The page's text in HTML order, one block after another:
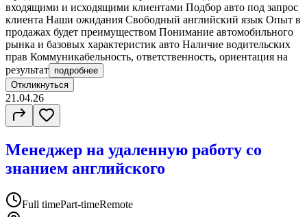
входящими и исходящими клиентами Подбор авто под запрос
клиента Наши ожидания Свободный английский язык Опыт в
продажах будет преимуществом Понимание автомобильного
рынка и базовых характеристик авто Наличие водительских
прав Коммуникабельность, ответственность, ориентация на
результат подробнее
Откликнуться
21.04.26
Менеджер на удаленную работу со
знанием английского
Full timePart-timeRemote